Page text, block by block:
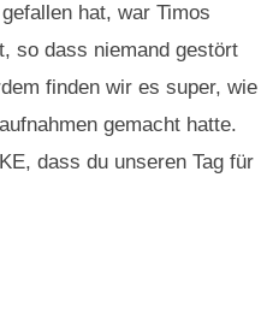
hat, war Timos
so dass niemand gestört
finden wir es super, wie
gemacht hatte.
dass du unseren Tag für